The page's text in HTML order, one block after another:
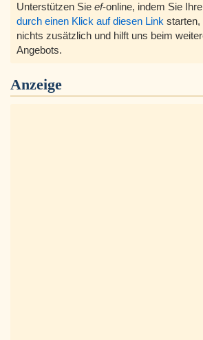
Unterstützen Sie ef-online, indem Sie
durch einen Klick auf diesen Link
nichts zusätzlich und hilft uns beim
Angebots.
Anzeige